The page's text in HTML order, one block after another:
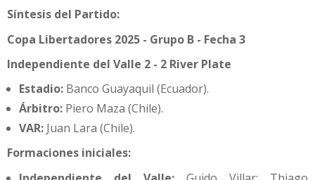
Síntesis del Partido:
Copa Libertadores 2025 - Grupo B - Fecha 3
Independiente del Valle 2 - 2 River Plate
Estadio: Banco Guayaquil (Ecuador).
Árbitro: Piero Maza (Chile).
VAR: Juan Lara (Chile).
Formaciones iniciales: